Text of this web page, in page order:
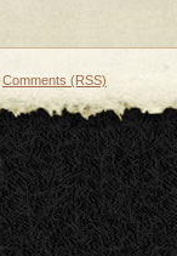
Comments (RSS)